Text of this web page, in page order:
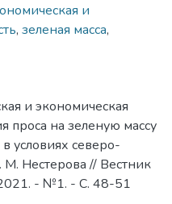
и
, зеленая масса,
и экономическая
проса на зеленую массу
условиях северо-
М. Нестерова // Вестник
- №1. - С. 48-51